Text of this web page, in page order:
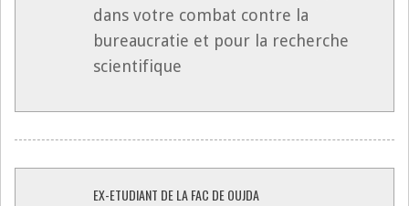
dans votre combat contre la
bureaucratie et pour la recherche
scientifique
EX-ETUDIANT DE LA FAC DE OUJDA